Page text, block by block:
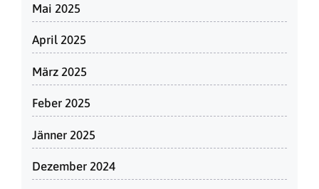
Mai 2025
April 2025
März 2025
Feber 2025
Jänner 2025
Dezember 2024